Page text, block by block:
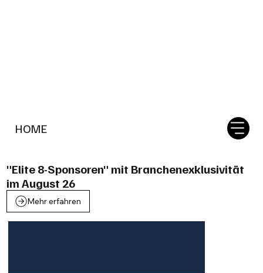
HOME
"Elite 8-Sponsoren" mit Branchenexklusivität
im August 26
Mehr erfahren